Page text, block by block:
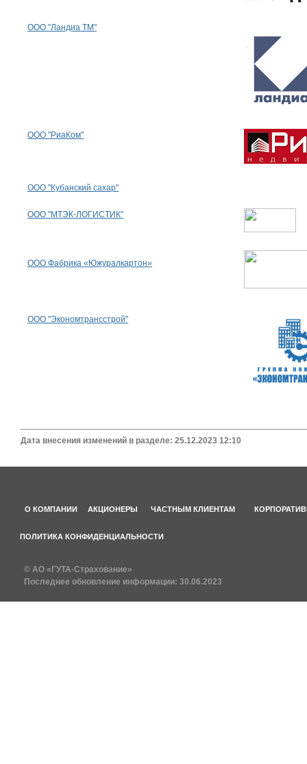
ООО "Ландиа ТМ"
ООО "РиаКом"
ООО "Кубанский сахар"
ООО "МТЭК-ЛОГИСТИК"
ООО Фабрика «Южуралкартон»
ООО "Экономтрансстрой"
Дата внесения изменений в разделе: 25.12.2023 12:10
О КОМПАНИИ АКЦИОНЕРЫ ЧАСТНЫМ КЛИЕНТАМ
ПОЛИТИКА КОНФИДЕНЦИАЛЬНОСТИ
© АО «ГУТА-Страхование»
Последнее обновление информации: 30.06.2023